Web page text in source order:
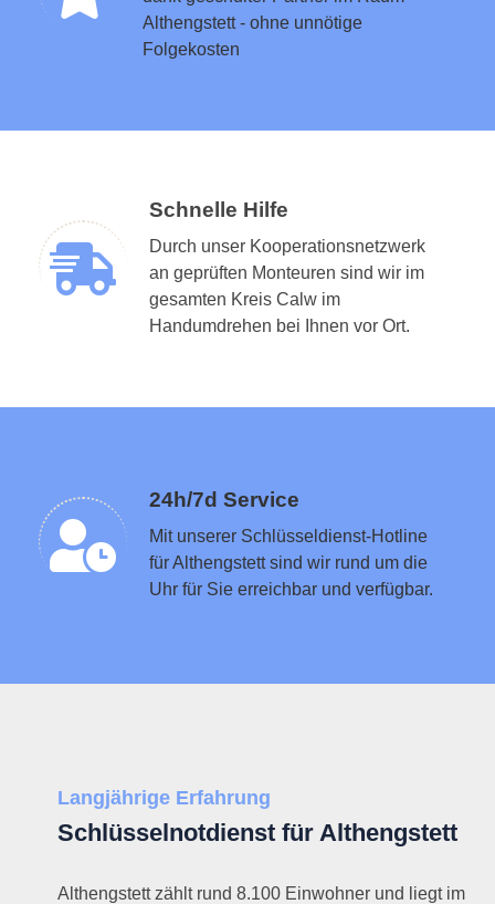
Althengstett - ohne unnötige
Folgekosten
Schnelle Hilfe
Durch unser Kooperationsnetzwerk
an geprüften Monteuren sind wir im
gesamten Kreis Calw im
Handumdrehen bei Ihnen vor Ort.
24h/7d Service
Mit unserer Schlüsseldienst-Hotline
für Althengstett sind wir rund um die
Uhr für Sie erreichbar und verfügbar.
Schlüsseldienst in der Nähe vermitteln
Langjährige Erfahrung
Schlüsselnotdienst für Althengstett
Althengstett zählt rund 8.100 Einwohner und liegt im